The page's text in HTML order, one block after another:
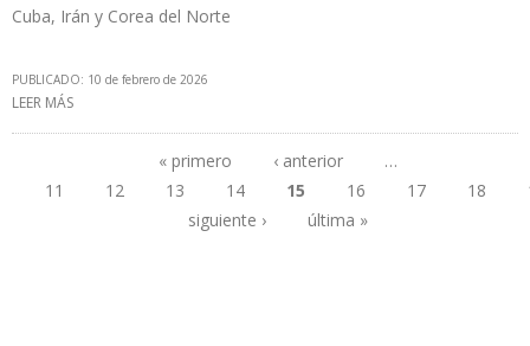
Cuba, Irán y Corea del Norte
PUBLICADO: 10 de febrero de 2026
LEER MÁS
Páginas
« primero ‹ anterior
…
11
12 13 14 15 16 17 18
siguiente ›
última »